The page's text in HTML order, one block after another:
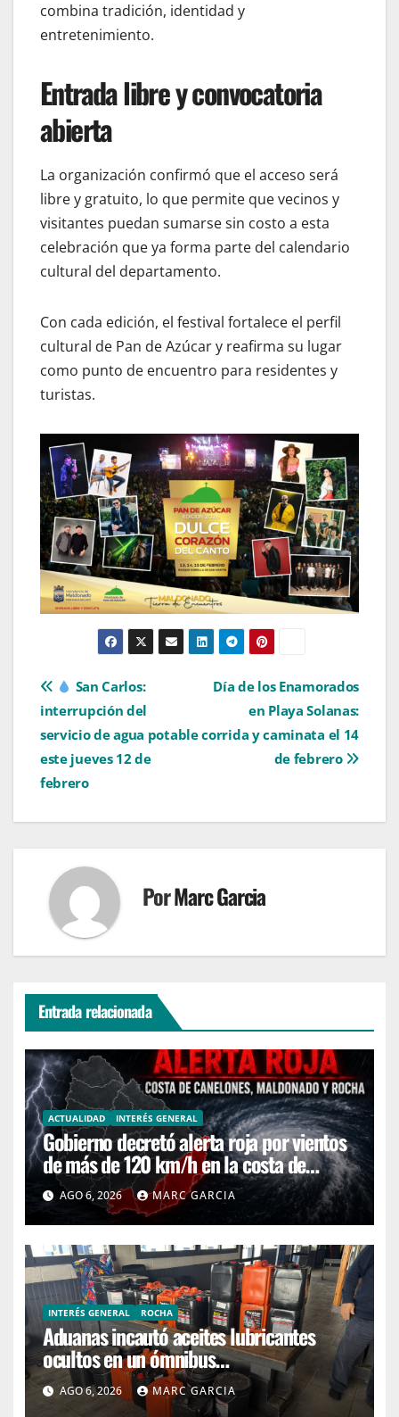
combina tradición, identidad y
entretenimiento.
Entrada libre y convocatoria
abierta
La organización confirmó que el acceso será
libre y gratuito, lo que permite que vecinos y
visitantes puedan sumarse sin costo a esta
celebración que ya forma parte del calendario
cultural del departamento.
Con cada edición, el festival fortalece el perfil
cultural de Pan de Azúcar y reafirma su lugar
como punto de encuentro para residentes y
turistas.
Navegación
de
entradas
Día de los Enamorados
en Playa Solanas:
corrida y caminata el 14
de febrero
San Carlos:
interrupción del
servicio de agua potable
este jueves 12 de
febrero
PorMarc Garcia
Entrada relacionada
ACTUALIDAD INTERÉS GENERAL
Gobierno decretó alerta roja por vientos
de más de 120 km/h en la costa de
Canelones, Maldonado y Rocha
AGO 6, 2026 MARC GARCIA
INTERÉS GENERAL ROCHA
Aduanas incautó aceites lubricantes
ocultos en un ómnibus
interdepartamental
AGO 6, 2026 MARC GARCIA